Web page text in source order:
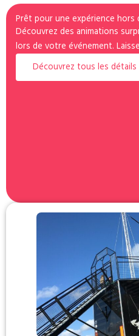
Prêt pour une expérience hors
Découvrez des animations
lors de votre événement.
Découvrez tous les détails